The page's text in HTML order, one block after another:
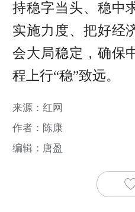
持稳字当头、稳中
实施力度、把好经
会大局稳定，确保
程上行“稳”致远。
来源：红网
作者：陈康
编辑：唐盈